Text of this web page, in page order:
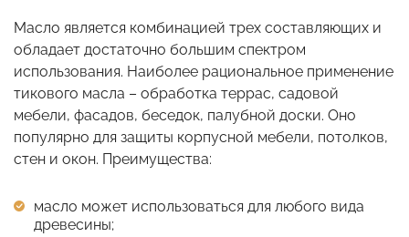
Масло является комбинацией трех составляющих и
обладает достаточно большим спектром
использования. Наиболее рациональное применение
тикового масла – обработка террас, садовой
мебели, фасадов, беседок, палубной доски. Оно
популярно для защиты корпусной мебели, потолков,
стен и окон. Преимущества:
масло может использоваться для любого вида
древесины;